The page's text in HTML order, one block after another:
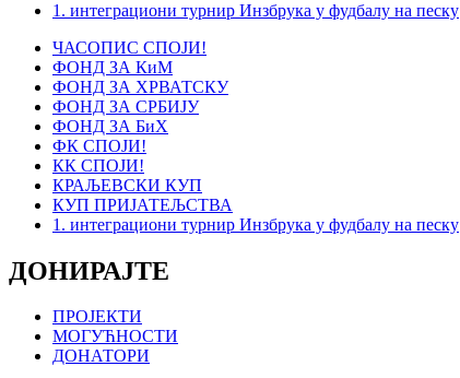
1. интеграциони турнир Инзбрука у фудбалу на песку
ЧАСОПИС СПОЈИ!
ФОНД ЗА КиМ
ФОНД ЗА ХРВАТСКУ
ФОНД ЗА СРБИЈУ
ФОНД ЗА БиХ
ФК СПОЈИ!
КК СПОЈИ!
КРАЉЕВСКИ КУП
КУП ПРИЈАТЕЉСТВА
1. интеграциони турнир Инзбрука у фудбалу на песку
ДОНИРАЈТЕ
ПРОЈЕКТИ
МОГУЋНОСТИ
ДОНАТОРИ